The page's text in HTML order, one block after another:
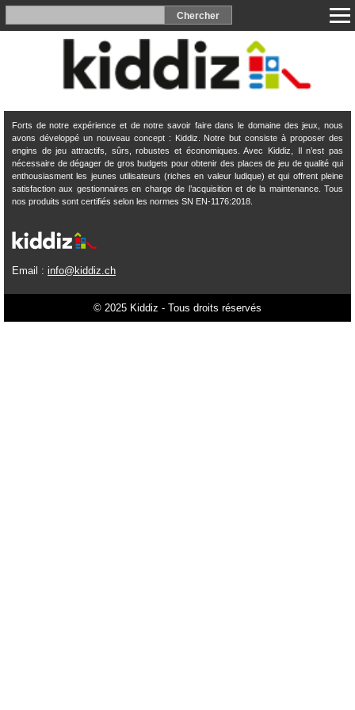
Forts de notre expérience et de notre savoir faire dans le domaine des jeux, nous
avons développé un nouveau concept : Kiddiz. Notre but consiste à proposer des
engins de jeu attractifs, sûrs, robustes et économiques. Avec Kiddiz, Il n’est pas
nécessaire de dégager de gros budgets pour obtenir des places de jeu de qualité qui
enthousiasment les jeunes utilisateurs (riches en valeur ludique) et qui offrent pleine
satisfaction aux gestionnaires en charge de l’acquisition et de la maintenance. Tous
nos produits sont certifiés selon les normes SN EN-1176:2018.
Email : info@kiddiz.ch
© 2025 Kiddiz - Tous droits réservés